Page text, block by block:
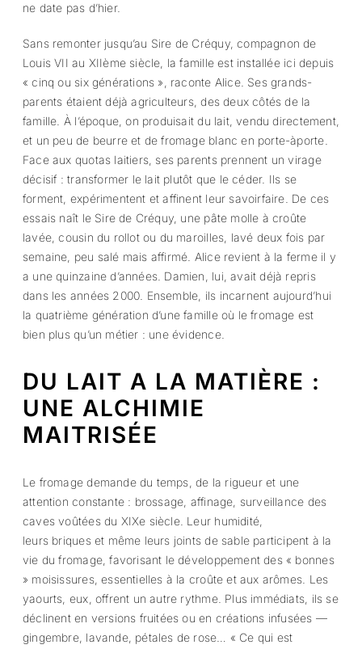
ne date pas d’hier.
Sans remonter jusqu’au Sire de Créquy, compagnon de
Louis VII au XIIème siècle, la famille est installée ici depuis
« cinq ou six générations », raconte Alice. Ses grands-
parents étaient déjà agriculteurs, des deux côtés de la
famille. À l’époque, on produisait du lait, vendu directement,
et un peu de beurre et de fromage blanc en porte-àporte.
Face aux quotas laitiers, ses parents prennent un virage
décisif : transformer le lait plutôt que le céder. Ils se
forment, expérimentent et affinent leur savoirfaire. De ces
essais naît le Sire de Créquy, une pâte molle à croûte
lavée, cousin du rollot ou du maroilles, lavé deux fois par
semaine, peu salé mais affirmé. Alice revient à la ferme il y
a une quinzaine d’années. Damien, lui, avait déjà repris
dans les années 2000. Ensemble, ils incarnent aujourd’hui
la quatrième génération d’une famille où le fromage est
bien plus qu’un métier : une évidence.
DU LAIT A LA MATIÈRE :
UNE ALCHIMIE
MAITRISÉE
Le fromage demande du temps, de la rigueur et une
attention constante : brossage, affinage, surveillance des
caves voûtées du XIXe siècle. Leur humidité,
leurs briques et même leurs joints de sable participent à la
vie du fromage, favorisant le développement des « bonnes
» moisissures, essentielles à la croûte et aux arômes. Les
yaourts, eux, offrent un autre rythme. Plus immédiats, ils se
déclinent en versions fruitées ou en créations infusées —
gingembre, lavande, pétales de rose… « Ce qui est